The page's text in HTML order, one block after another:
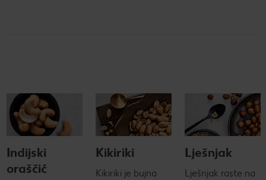
Indijski
oraščić
Kikiriki
Kikiriki je bujna
Lješnjak
Lješnjak raste na